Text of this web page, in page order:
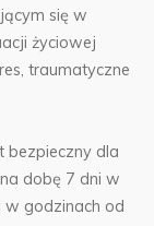
się w
życiowej
traumatyczne
bezpieczny dla
dobę 7 dni w
w godzinach od